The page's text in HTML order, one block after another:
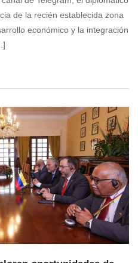
de la recién establecida zona
económico y la integración